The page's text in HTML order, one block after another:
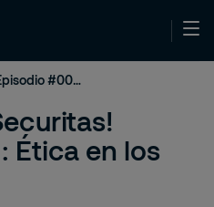
¡Un café con Securitas! Episodio #001: Ética en los negocios
Ética en los